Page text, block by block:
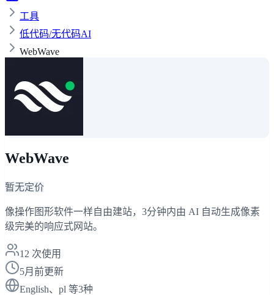
工具
低代码/无代码AI
WebWave
WebWave
暂无定价
像操作图形软件一样自由建站，3分钟内由 AI 自动生成像素
级完美的响应式网站。
12 次使用
5月前更新
English、pl 等3种